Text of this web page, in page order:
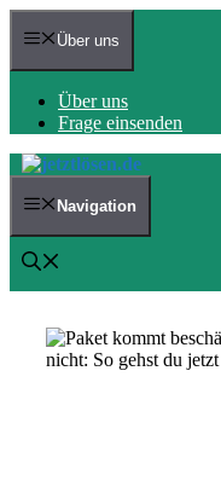
Zum
Inhalt Über uns
Über uns
Frage einsenden
Navigation